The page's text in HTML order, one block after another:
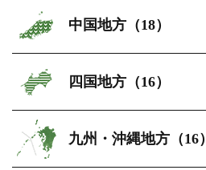
中国地方（18）
四国地方（16）
九州・沖縄地方（16）